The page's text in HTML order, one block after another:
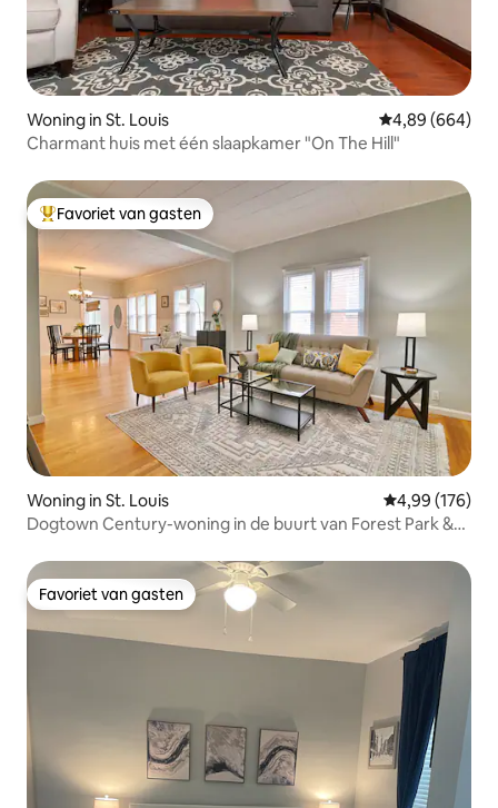
Woning in St. Louis Gemiddelde
4,89 (664)
Charmant huis met één slaapkamer "On The Hill"
Topfavoriet van gasten
Favoriet van gasten
Woning in St. Louis Gemiddelde
4,99 (176)
Dogtown Century-woning in de buurt van Forest Park &
Favoriet van gasten
Favoriet van gasten